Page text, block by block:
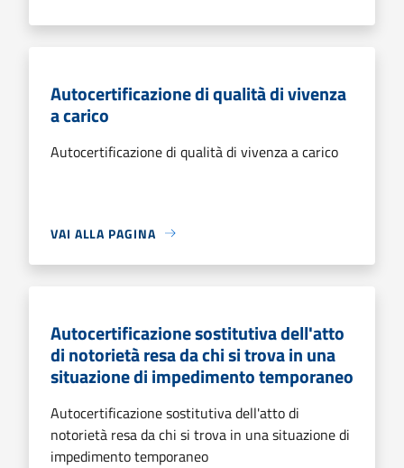
Autocertificazione di qualità di vivenza
a carico
Autocertificazione di qualità di vivenza a carico
VAI ALLA PAGINA
Autocertificazione sostitutiva dell'atto
di notorietà resa da chi si trova in una
situazione di impedimento temporaneo
Autocertificazione sostitutiva dell'atto di
notorietà resa da chi si trova in una situazione di
impedimento temporaneo